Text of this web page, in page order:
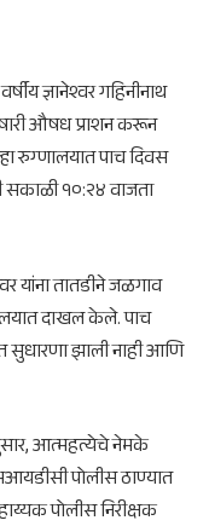
ज्ञानेश्वर गहिनीनाथ
औषध प्राशन करून
रुग्णालयात पाच दिवस
सकाळी १०:२४ वाजता
यांना तातडीने जळगाव
दाखल केले. पाच
सुधारणा झाली नाही आणि
आत्महत्येचे नेमके
पोलीस ठाण्यात
पोलीस निरीक्षक